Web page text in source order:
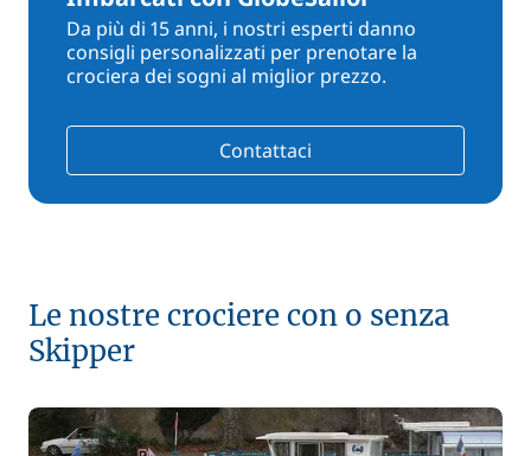
Da più di 15 anni, i nostri esperti danno
consigli personalizzati per prenotare la
crociera dei sogni al miglior prezzo.
Contattaci
Le nostre crociere con o senza
Skipper